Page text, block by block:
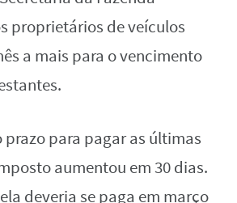
proprietários de veículos
a mais para o vencimento
prazo para pagar as últimas
aumentou em 30 dias.
deveria se paga em março